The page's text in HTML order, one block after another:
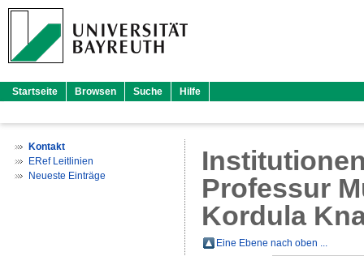
Startseite Browsen Suche Hilfe
Kontakt
ERef Leitlinien
Neueste Einträge
Professur
Kordula
Eine Ebene nach oben ...